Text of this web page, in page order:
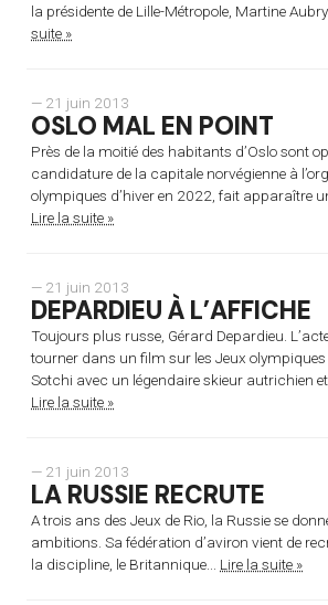
la présidente de Lille-Métropole, Martine
suite »
— 21 juin 2013
OSLO MAL EN POINT
Près de la moitié des habitants d’Oslo sont
candidature de la capitale norvégienne à
olympiques d’hiver en 2022, fait apparaître
Lire la suite »
— 21 juin 2013
DEPARDIEU À L’AFFICHE
Toujours plus russe, Gérard Depardieu.
tourner dans un film sur les Jeux olympiques
Sotchi avec un légendaire skieur autrichien et
Lire la suite »
— 21 juin 2013
LA RUSSIE RECRUTE
A trois ans des Jeux de Rio, la Russie se
ambitions. Sa fédération d’aviron vient de
la discipline, le Britannique... Lire la suite »